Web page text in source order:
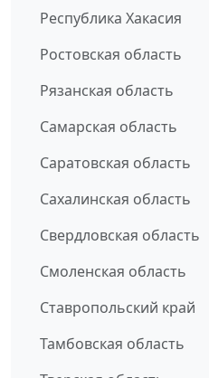
Республика Хакасия
Ростовская область
Рязанская область
Самарская область
Саратовская область
Сахалинская область
Свердловская область
Смоленская область
Ставропольский край
Тамбовская область